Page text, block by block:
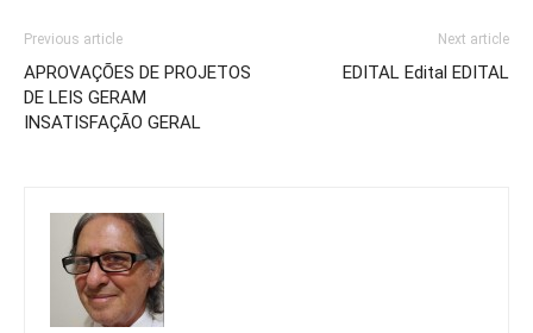
Previous article
APROVAÇÕES DE PROJETOS
DE LEIS GERAM
INSATISFAÇÃO GERAL
Next article
EDITAL Edital EDITAL